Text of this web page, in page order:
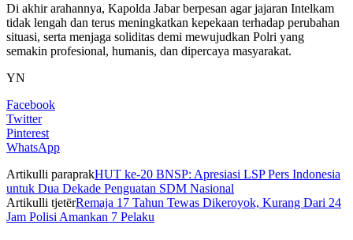
Di akhir arahannya, Kapolda Jabar berpesan agar jajaran Intelkam
tidak lengah dan terus meningkatkan kepekaan terhadap perubahan
situasi, serta menjaga soliditas demi mewujudkan Polri yang
semakin profesional, humanis, dan dipercaya masyarakat.
YN
Facebook
Twitter
Pinterest
WhatsApp
Artikulli paraprakHUT ke-20 BNSP: Apresiasi LSP Pers Indonesia
untuk Dua Dekade Penguatan SDM Nasional
Artikulli tjetërRemaja 17 Tahun Tewas Dikeroyok, Kurang Dari 24
Jam Polisi Amankan 7 Pelaku